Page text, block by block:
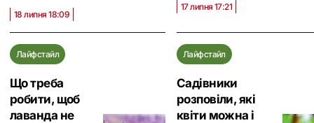
18 липня 18:09
17 липня 17:21
Лайфстайл
Що треба
робити, щоб
лаванда не
Лайфстайл
Садівники
розповіли, які
квіти можна і